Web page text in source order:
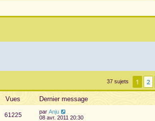
37 sujets 1 2
Vues
Dernier message
61225 par Anju
08 avr. 2011 20:30